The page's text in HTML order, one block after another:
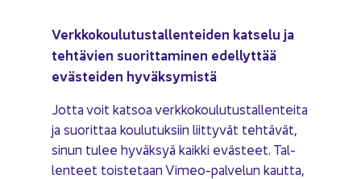
Verk­ko­kou­lu­tus­tal­len­tei­den kat­se­lu ja
teh­tä­vien suo­rit­ta­mi­nen edel­lyt­tää
eväs­tei­den hy­väk­sy­mis­tä
Jotta voit kat­soa verk­ko­kou­lu­tus­tal­len­tei­ta
ja suo­rit­taa kou­lu­tuk­siin liit­ty­vät teh­tä­vät,
sinun tulee hy­väk­syä kaik­ki eväs­teet. Tal­
len­teet tois­te­taan Vimeo-​palvelun kaut­ta,